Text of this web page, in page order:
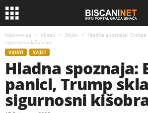
Naslovnica Vijesti Svijet
Hladna spoznaja:
sigurnosni kišobran!
VIJESTI SVIJET
Hladna spoznaja:
panici, Trump
sigurnosni